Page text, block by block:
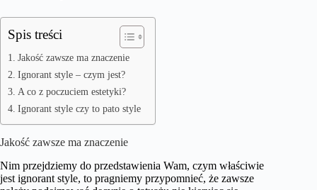
Spis treści
Jakość zawsze ma znaczenie
Ignorant style – czym jest?
A co z poczuciem estetyki?
Ignorant style czy to pato style
Jakość zawsze ma znaczenie
Nim przejdziemy do przedstawienia Wam, czym właściwie
jest ignorant style, to pragniemy przypomnieć, że zawsze